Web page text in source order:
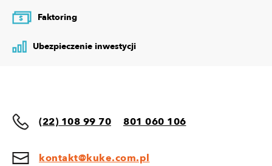
$ Faktoring
Ubezpieczenie inwestycji
(22) 108 99 70 801 060 106
kontakt@kuke.com.pl